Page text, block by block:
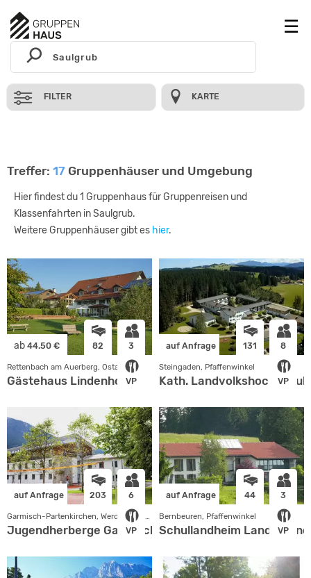
FILTER KARTE
Treffer: 17 Gruppenhäuser und Umgebung
Hier findest du 1 Gruppenhaus für Gruppenreisen und
Klassenfahrten in Saulgrub.
Weitere Gruppenhäuser gibt es hier.
ab 44.50 € 82 3
VP
Rettenbach am Auerberg, Ostallgäu
Gästehaus Lindenhof
auf Anfrage 131 8
VP
Steingaden, Pfaffenwinkel
Kath.
auf Anfrage 203 6
VP
Jugendherberge Garmisch-Partenkirchen
auf Anfrage 44 3
VP
Bernbeuren, Pfaffenwinkel
Schullandheim